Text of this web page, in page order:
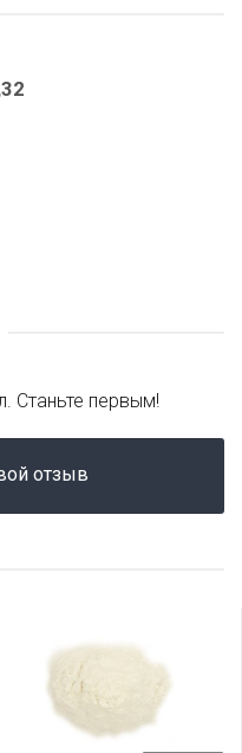
отзыв
Станьте первым!